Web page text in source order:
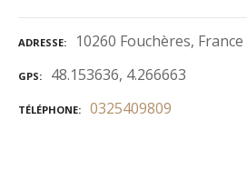
ADRESSE 10260 Fouchères, France
GPS 48.153636, 4.266663
TÉLÉPHONE 0325409809